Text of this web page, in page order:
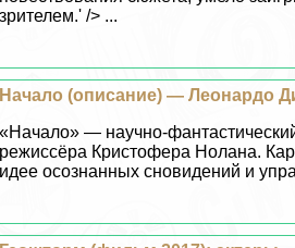
зрителем.' /> ...
Начало (описание) — Леонардо
«Начало» — научно-
режиссёра Кристофера Нолана.
идее осознанных сновидений и